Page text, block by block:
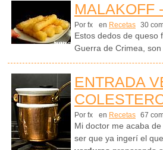
MALAKOFF
Por fx en Recetas 30
Estos dedos de queso
Guerra de Crimea,
ENTRADA
Por fx en Recetas 67
Mi doctor me acaba
ser que ya ingerí el